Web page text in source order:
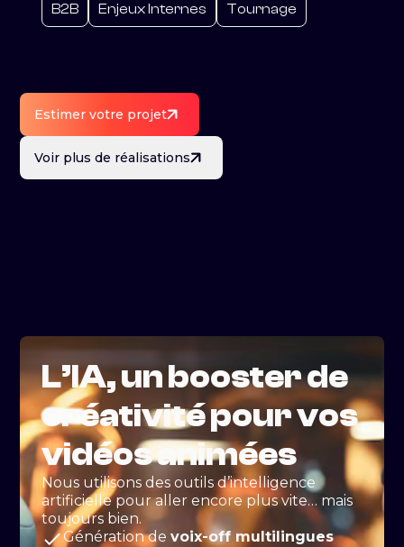
B2B Enjeux Internes Tournage
Estimer votre projet
Voir plus de réalisations
L’IA, un booster de
créativité pour vos
vidéos animées
Nous utilisons des outils d’intelligence
artificielle pour aller encore plus vite… mais
toujours bien.
Génération devoix-off multilingues